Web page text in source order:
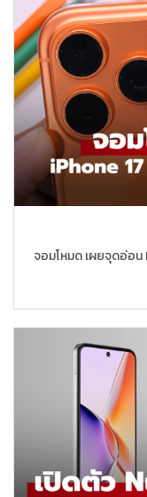
จอมโหมด เผยจุดอ่อน